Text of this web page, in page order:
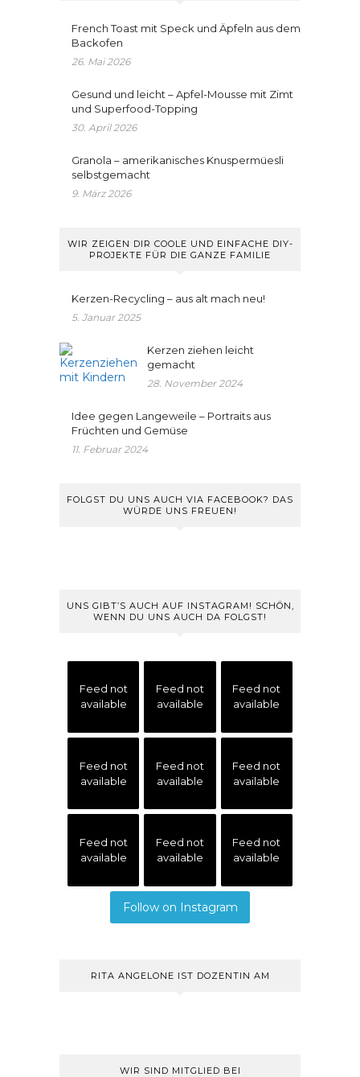
French Toast mit Speck und Äpfeln aus dem
Backofen
26. Mai 2026
Gesund und leicht – Apfel-Mousse mit Zimt
und Superfood-Topping
30. April 2026
Granola – amerikanisches Knuspermüesli
selbstgemacht
9. März 2026
WIR ZEIGEN DIR COOLE UND EINFACHE DIY-
PROJEKTE FÜR DIE GANZE FAMILIE
Kerzen-Recycling – aus alt mach neu!
5. Januar 2025
Kerzen ziehen leicht
gemacht
28. November 2024
Idee gegen Langeweile – Portraits aus
Früchten und Gemüse
11. Februar 2024
FOLGST DU UNS AUCH VIA FACEBOOK? DAS
WÜRDE UNS FREUEN!
UNS GIBT’S AUCH AUF INSTAGRAM! SCHÖN,
WENN DU UNS AUCH DA FOLGST!
Feed not
available
Feed not
available
Feed not
available
Feed not
available
Feed not
available
Feed not
available
Feed not
available
Feed not
available
Feed not
available
Follow on Instagram
RITA ANGELONE IST DOZENTIN AM
WIR SIND MITGLIED BEI